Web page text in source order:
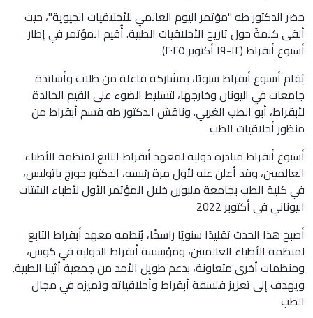
حضر الدكتور طه "مؤتمر اليوم العالمي للأخلاقيات الحيوية"، حيث
ألقى كلمةً حول تاريخ الأخلاقيات الطبية. أُقيم المؤتمر في إطار
أسبوع أبقراط (١٢-١٩ أكتوبر ٢٠٢٥)
يُقام أسبوع أبقراط سنويًا، بمشاركة فاعلة من طلاب وأساتذة
جامعات في اليونان وخارجها، لتسليط الضوء على القيم الخالدة
لأبقراط، أبو الطب الغربي. وناقش الدكتور طه قسم أبقراط من
منظور أخلاقيات الطب
أسبوع أبقراط مبادرة دولية لمعهد أبقراط التابع لمنظمة الأطباء
العالميين، وقد أعلن عنه لأول مرة رئيسه، الدكتور جورج باتوليس،
في كلية الطب بجامعة ملبورن خلال المؤتمر الأول لأطباء الشتات
اليوناني في أكتوبر 2022
أصبح هذا الحدث تقليدًا سنويًا راسخًا، يُنظمه معهد أبقراط التابع
لمنظمة الأطباء العالميين، ومؤسسة أبقراط الدولية في كوس،
ومنظمات أخرى متعاونة، بدعم طويل الأمد من جمعية أثينا الطبية.
ويهدف إلى تعزيز فلسفة أبقراط وأخلاقياته وتميزه في مجال
الطب